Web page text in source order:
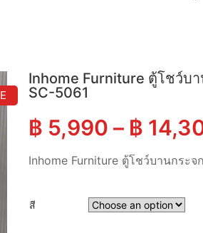
Inhome Furniture ตู้โชว์บ
SC-5061
฿ 5,990 – ฿
Inhome Furniture ตู้โชว์บานกระ
สี